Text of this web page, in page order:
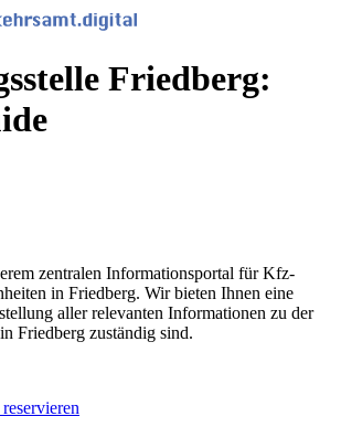
Friedberg:
zentralen Informationsportal für Kfz-
in Friedberg. Wir bieten Ihnen eine
aller relevanten Informationen zu der
Friedberg zuständig sind.